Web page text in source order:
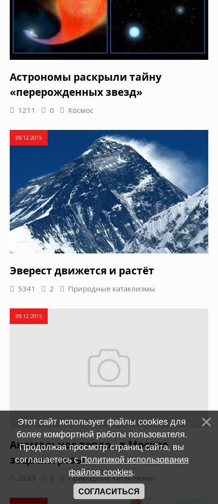
Астрономы раскрыли тайну
«перерожденных звезд»
1211 0 Космос
09.12.2015
Эверест движется и растёт
5341 2 Природные катаклизмы
09.12.2015
Аномальное тепло - в Москве
зацвели розы
2533 0 Природные катаклизмы
Этот сайт использует файлы cookies для
более комфортной работы пользователя.
Продолжая просмотр страниц сайта, вы
соглашаетесь сПолитикой использования
файлов cookies.
СОГЛАСИТЬСЯ